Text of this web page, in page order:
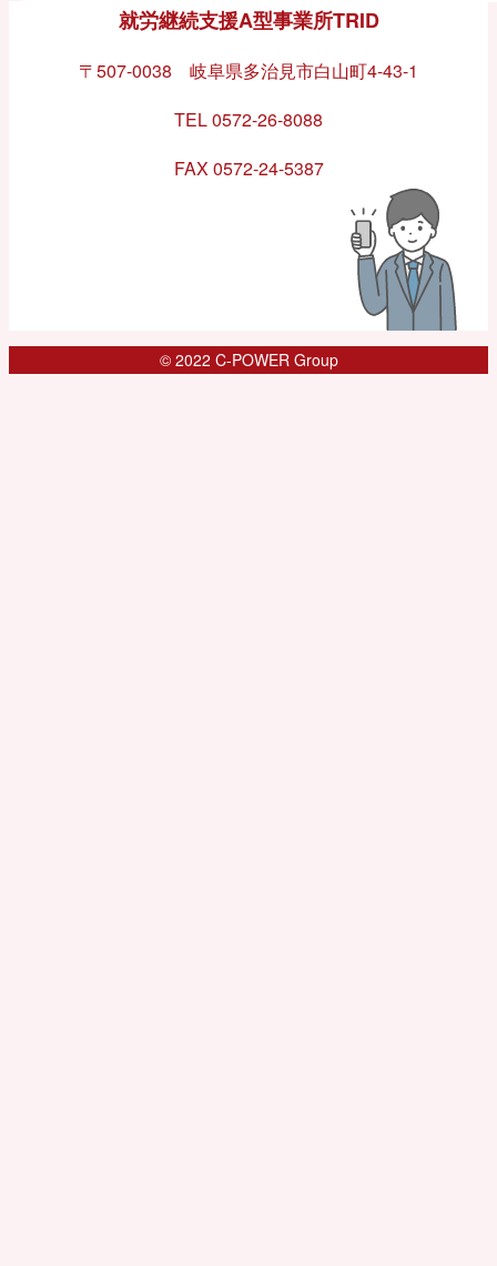
就労継続支援A型事業所TRID
〒507-0038 岐阜県多治見市白山町4-43-1
TEL 0572-26-8088
FAX 0572-24-5387
© 2022 C-POWER Group